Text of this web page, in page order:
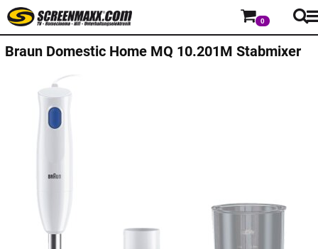
0
Braun Domestic Home MQ 10.201M Stabmixer